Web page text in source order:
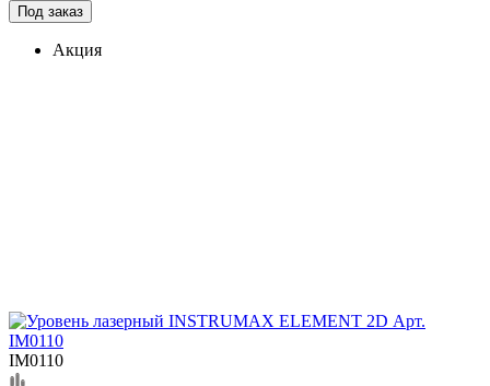
Под заказ
Акция
IM0110